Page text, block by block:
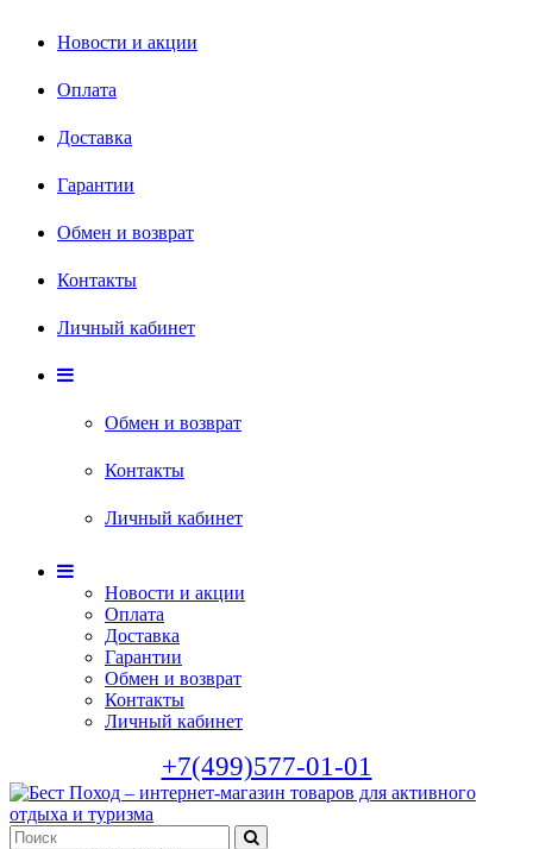
Новости и акции
Оплата
Доставка
Гарантии
Обмен и возврат
Контакты
Личный кабинет
Обмен и возврат
Контакты
Личный кабинет
Новости и акции
Оплата
Доставка
Гарантии
Обмен и возврат
Контакты
Личный кабинет
+7(499)577-01-01